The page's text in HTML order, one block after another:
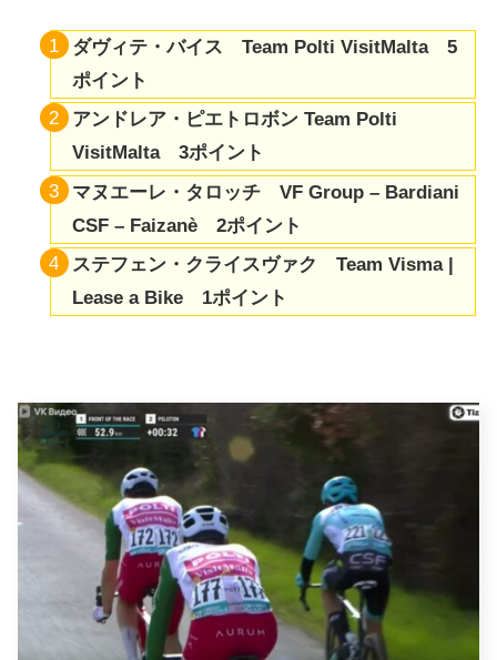
ダヴィテ・バイス Team Polti VisitMalta 5
ポイント
アンドレア・ピエトロボン Team Polti
VisitMalta 3ポイント
マヌエーレ・タロッチ VF Group – Bardiani
CSF – Faizanè 2ポイント
ステフェン・クライスヴァク Team Visma |
Lease a Bike 1ポイント